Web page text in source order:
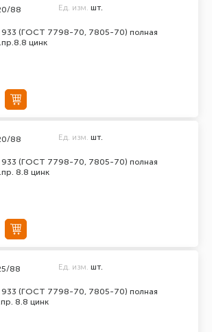
933 (ГОСТ 7798-70, 7805-70) полная
цинк
88 Ед. изм. шт.
933 (ГОСТ 7798-70, 7805-70) полная
8.8 цинк
88 Ед. изм. шт.
933 (ГОСТ 7798-70, 7805-70) полная
8.8 цинк
88 Ед. изм. шт.